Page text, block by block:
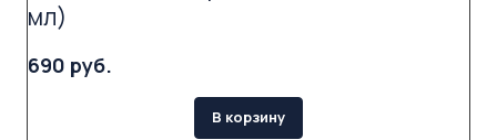
мл)
690 руб.
В корзину